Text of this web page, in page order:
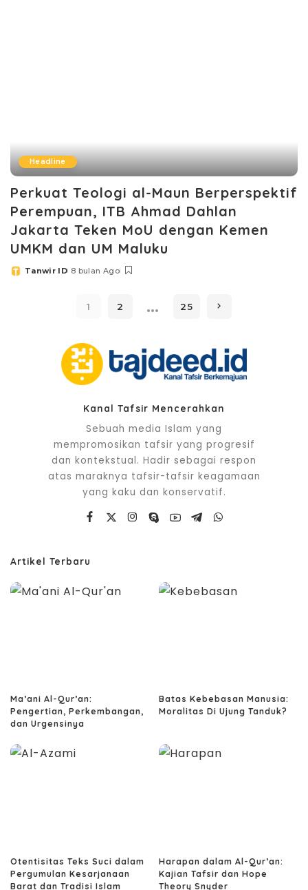
Headline
Perkuat Teologi al-Maun Berperspektif
Perempuan, ITB Ahmad Dahlan
Jakarta Teken MoU dengan Kemen
UMKM dan UM Maluku
Posted
Tanwir ID 8 bulan Ago
1 2 … 25
Kanal Tafsir Mencerahkan
Sebuah media Islam yang
mempromosikan tafsir yang progresif
dan kontekstual. Hadir sebagai respon
atas maraknya tafsir-tafsir keagamaan
yang kaku dan konservatif.
Artikel Terbaru
Ma’ani Al-Qur’an:
Pengertian, Perkembangan,
dan Urgensinya
Batas Kebebasan Manusia:
Moralitas Di Ujung Tanduk?
Otentisitas Teks Suci dalam
Pergumulan Kesarjanaan
Barat dan Tradisi Islam
Harapan dalam Al-Qur’an:
Kajian Tafsir dan Hope
Theory Snyder